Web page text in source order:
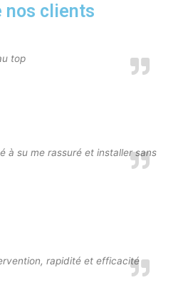
nos clients
top
à su me rassuré et installer sans
rapidité et efficacité